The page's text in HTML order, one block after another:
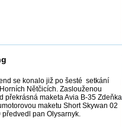
se konalo již po šesté setkání
Nětčicích. Zaslouženou
překrásná maketa Avia B-35 Zdeňka
maketu Short Skywan 02
pan Olysarnyk.